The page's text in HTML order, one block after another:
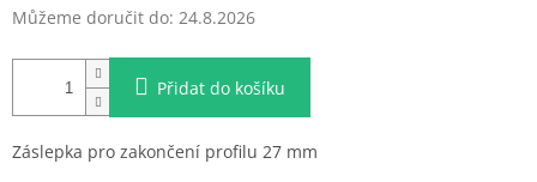
Můžeme doručit do: 24.8.2026
Přidat do košíku
Záslepka pro zakončení profilu 27 mm